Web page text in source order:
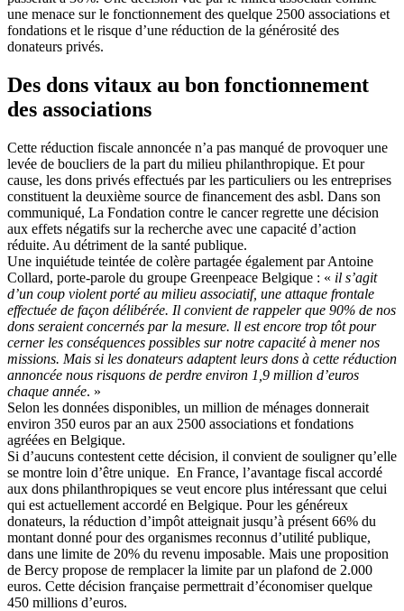
une menace sur le fonctionnement des quelque 2500 associations et
fondations et le risque d’une réduction de la générosité des
donateurs privés.
Des dons vitaux au bon fonctionnement
des associations
Cette réduction fiscale annoncée n’a pas manqué de provoquer une
levée de boucliers de la part du milieu philanthropique. Et pour
cause, les dons privés effectués par les particuliers ou les entreprises
constituent la deuxième source de financement des asbl. Dans son
communiqué, La Fondation contre le cancer regrette une décision
aux effets négatifs sur la recherche avec une capacité d’action
réduite. Au détriment de la santé publique.
Une inquiétude teintée de colère partagée également par Antoine
Collard, porte-parole du groupe Greenpeace Belgique : « il s’agit
d’un coup violent porté au milieu associatif, une attaque frontale
effectuée de façon délibérée. Il convient de rappeler que 90% de nos
dons seraient concernés par la mesure. ll est encore trop tôt pour
cerner les conséquences possibles sur notre capacité à mener nos
missions. Mais si les donateurs adaptent leurs dons à cette réduction
annoncée nous risquons de perdre environ 1,9 million d’euros
chaque année. »
Selon les données disponibles, un million de ménages donnerait
environ 350 euros par an aux 2500 associations et fondations
agréées en Belgique.
Si d’aucuns contestent cette décision, il convient de souligner qu’elle
se montre loin d’être unique. En France, l’avantage fiscal accordé
aux dons philanthropiques se veut encore plus intéressant que celui
qui est actuellement accordé en Belgique. Pour les généreux
donateurs, la réduction d’impôt atteignait jusqu’à présent 66% du
montant donné pour des organismes reconnus d’utilité publique,
dans une limite de 20% du revenu imposable. Mais une proposition
de Bercy propose de remplacer la limite par un plafond de 2.000
euros. Cette décision française permettrait d’économiser quelque
450 millions d’euros.